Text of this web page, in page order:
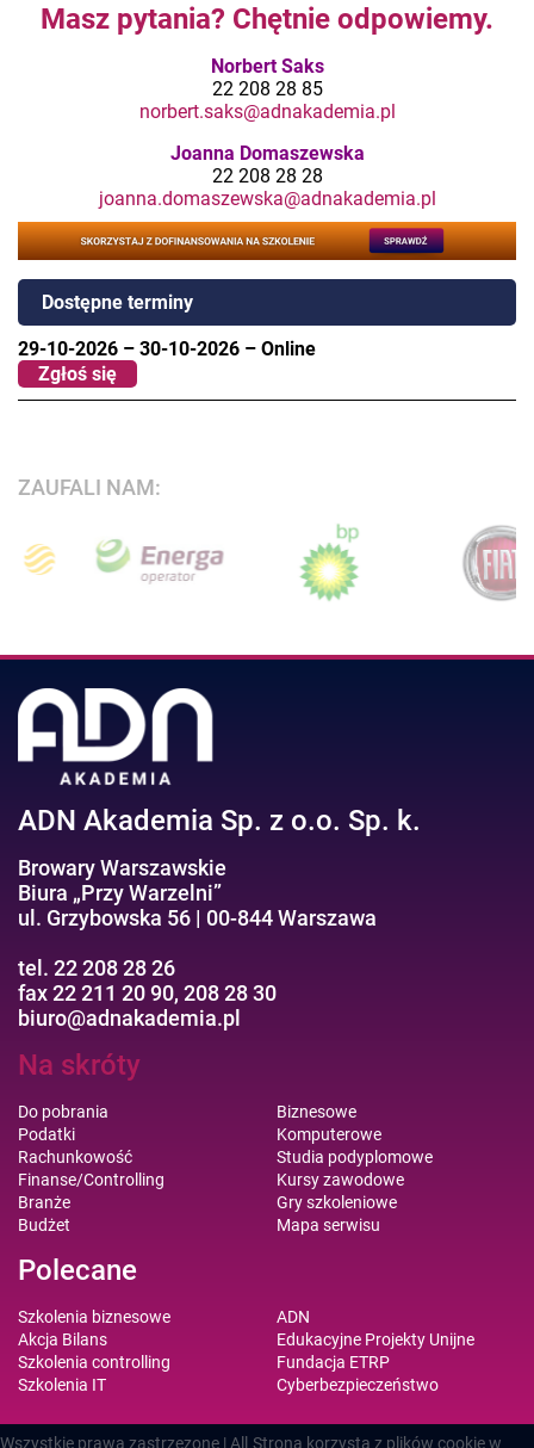
Masz pytania? Chętnie odpowiemy.
Norbert Saks
22 208 28 85
norbert.saks@adnakademia.pl
Joanna Domaszewska
22 208 28 28
joanna.domaszewska@adnakademia.pl
Dostępne terminy
29-10-2026 – 30-10-2026 – Online
Zgłoś się
ZAUFALI NAM:
ADN Akademia Sp. z o.o. Sp. k.
Browary Warszawskie
Biura „Przy Warzelni”
ul. Grzybowska 56 | 00-844 Warszawa
tel. 22 208 28 26
fax 22 211 20 90, 208 28 30
biuro@adnakademia.pl
Na skróty
Do pobrania
Podatki
Rachunkowość
Finanse/Controlling
Branże
Budżet
Biznesowe
Komputerowe
Studia podyplomowe
Kursy zawodowe
Gry szkoleniowe
Mapa serwisu
Polecane
Szkolenia biznesowe
Akcja Bilans
Szkolenia controlling
Szkolenia IT
ADN
Edukacyjne Projekty Unijne
Fundacja ETRP
Cyberbezpieczeństwo
Wszystkie prawa zastrzezone | All Strona korzysta z plików cookie w